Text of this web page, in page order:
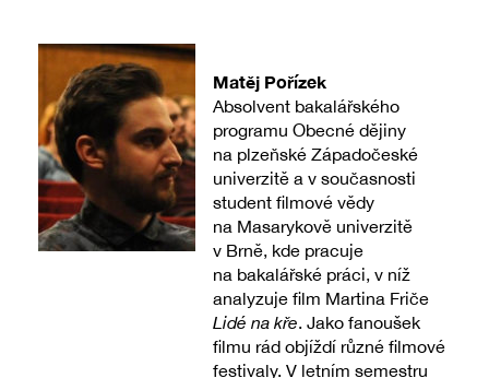
Matěj Pořízek
Absolvent bakalářského
programu Obecné dějiny
na plzeňské Západočeské
univerzitě a v současnosti
student filmové vědy
na Masarykově univerzitě
v Brně, kde pracuje
na bakalářské práci, v níž
analyzuje film Martina Friče
Lidé na kře. Jako fanoušek
filmu rád objíždí různé filmové
festivaly. V letním semestru